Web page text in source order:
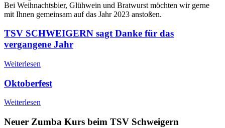
Bei Weihnachtsbier, Glühwein und Bratwurst möchten wir gerne
mit Ihnen gemeinsam auf das Jahr 2023 anstoßen.
TSV SCHWEIGERN sagt Danke für das
vergangene Jahr
Weiterlesen
Oktoberfest
Weiterlesen
Neuer Zumba Kurs beim TSV Schweigern